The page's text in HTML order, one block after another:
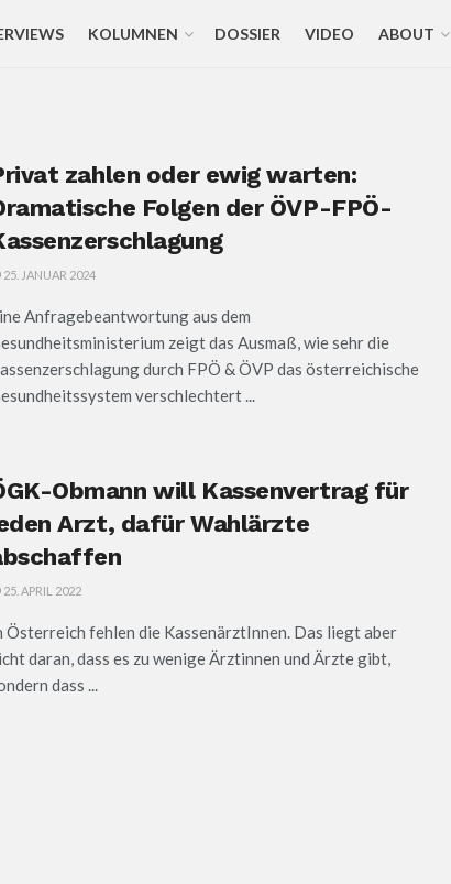
KOLUMNEN DOSSIER VIDEO ABOUT
zahlen oder ewig warten:
Folgen der ÖVP-FPÖ-
25. JANUAR 2024
Anfragebeantwortung aus dem
zeigt das Ausmaß, wie sehr die
durch FPÖ & ÖVP das österreichische
verschlechtert ...
Obmann will Kassenvertrag für
Arzt, dafür Wahlärzte
25. APRIL 2022
Österreich fehlen die KassenärztInnen. Das liegt aber
daran, dass es zu wenige Ärztinnen und Ärzte gibt,
dass ...